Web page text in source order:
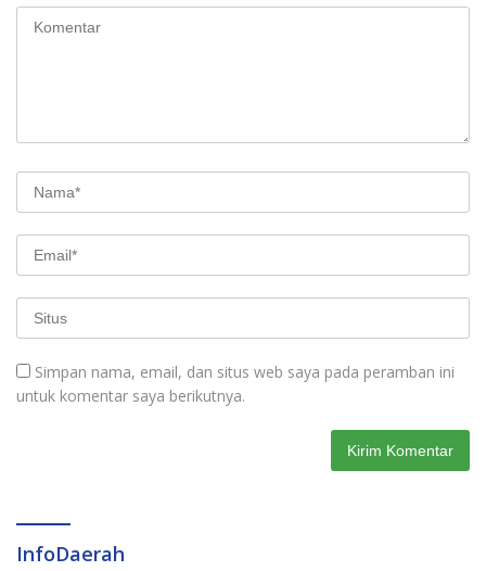
Simpan nama, email, dan situs web saya pada peramban ini
untuk komentar saya berikutnya.
InfoDaerah